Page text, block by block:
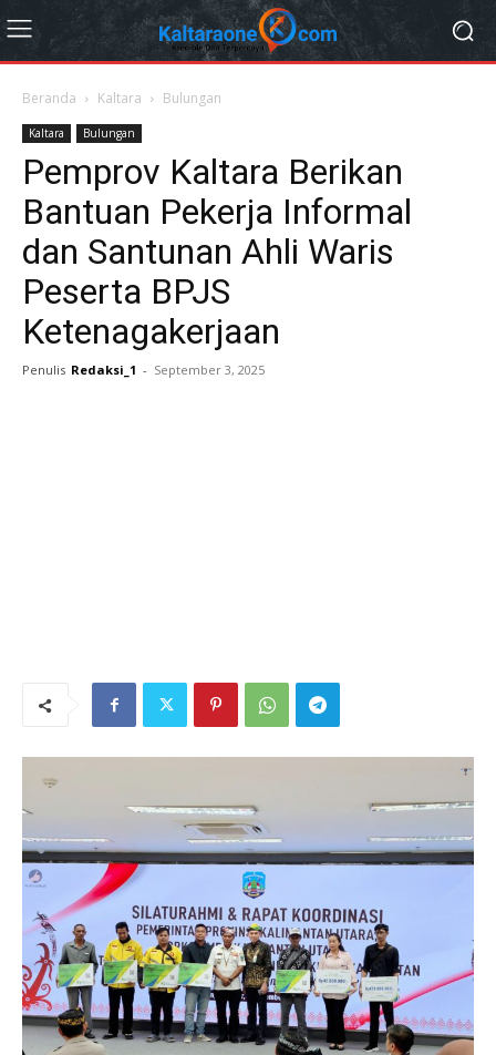
Beranda Kaltara Bulungan
Kaltara Bulungan
Pemprov Kaltara Berikan
Bantuan Pekerja Informal
dan Santunan Ahli Waris
Peserta BPJS
Ketenagakerjaan
Penulis Redaksi_1 - September 3, 2025